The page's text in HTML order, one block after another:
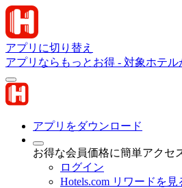
アプリに切り替え
アプリならもっとお得 - 対象ホテル
アプリをダウンロード
お得な会員価格に簡単アクセ
ログイン
Hotels.com リワードを見